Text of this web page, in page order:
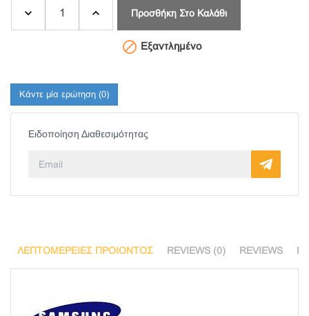
Προσθήκη Στο Καλάθι
 Εξαντλημένο
Κάντε μία ερώτηση (0)
Ειδοποίηση Διαθεσιμότητας
ΛΕΠΤΟΜΈΡΕΙΕΣ ΠΡΟΙΌΝΤΟΣ REVIEWS (0) REVIEWS